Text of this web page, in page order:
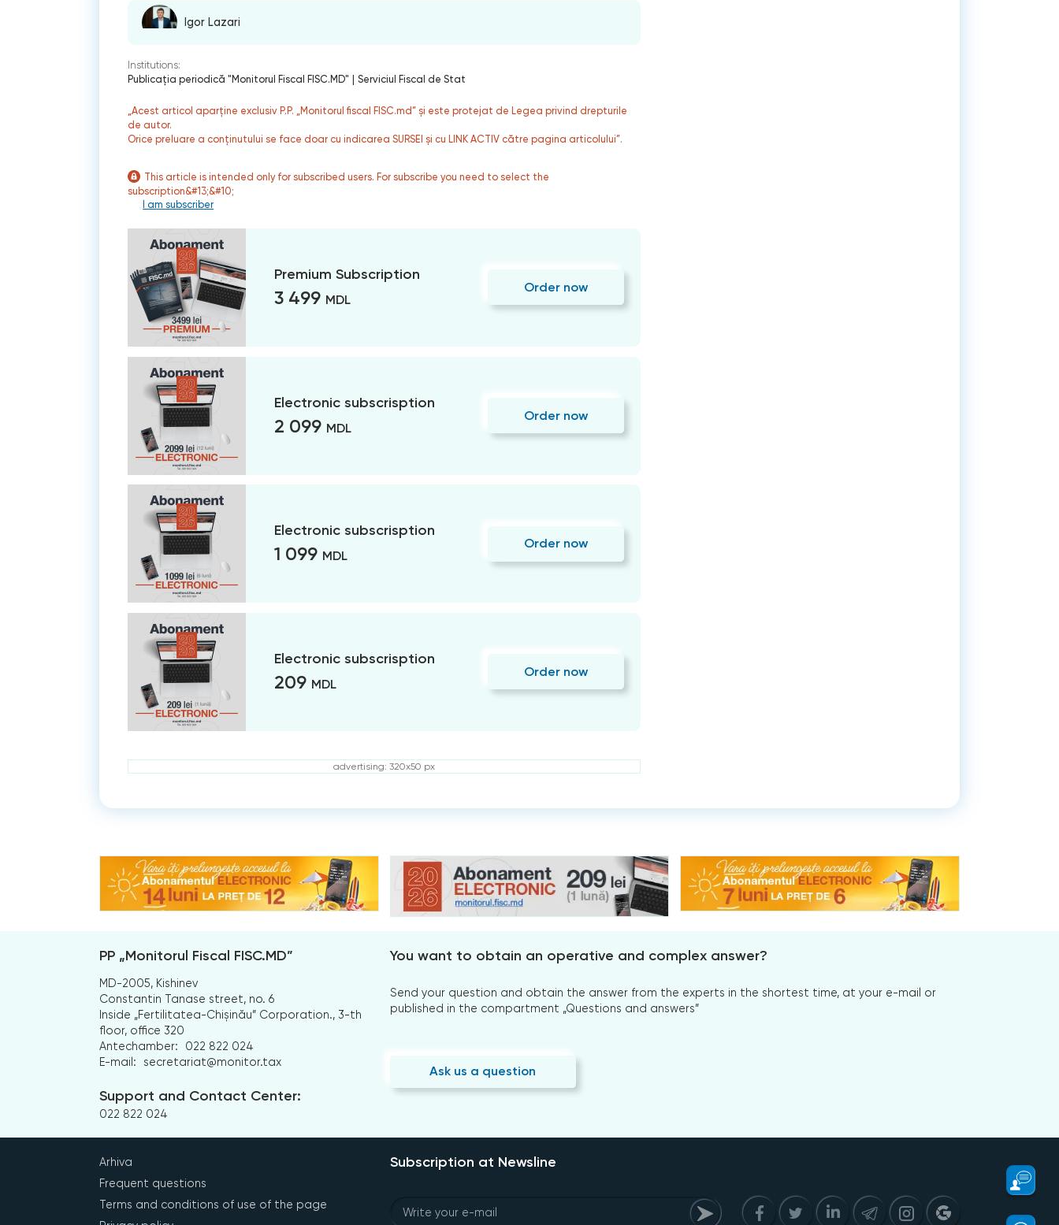
Igor Lazari
Institutions:
Publicaţia periodică "Monitorul Fiscal FISC.MD" | Serviciul Fiscal de Stat
„Acest articol aparține exclusiv P.P. „Monitorul fiscal FISC.md” și este protejat de Legea privind drepturile
de autor.
Orice preluare a conținutului se face doar cu indicarea SURSEI și cu LINK ACTIV către pagina articolului”.
This article is intended only for subscribed users. For subscribe you need to select the
subscription&#13;&#10;
I am subscriber
Premium Subscription
3 499 MDL
Order now
Electronic subscrisption
2 099 MDL
Order now
Electronic subscrisption
1 099 MDL
Order now
Electronic subscrisption
209 MDL
Order now
advertising: 320x50 px
PP „Monitorul Fiscal FISC.MD”
MD-2005, Kishinev
Constantin Tanase street, no. 6
Inside „Fertilitatea-Chișinău” Corporation., 3-th
floor, office 320
Antechamber:
022 822 024
E-mail:
secretariat@monitor.tax
Support and Contact Center:
022 822 024
You want to obtain an operative and complex answer?
Send your question and obtain the answer from the experts in the shortest time, at your e-mail or
published in the compartment „Questions and answers”
Ask us a question
Arhiva
Frequent questions
Terms and conditions of use of the page
Subscription at Newsline